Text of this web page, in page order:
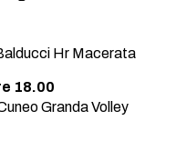
Hr Macerata
18.00
Granda Volley